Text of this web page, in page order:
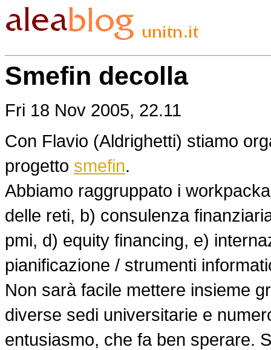
Smefin decolla
Fri 18 Nov 2005, 22.11
Con Flavio (Aldrighetti) stiamo
progetto smefin.
Abbiamo raggruppato i
delle reti, b) consulenza
pmi, d) equity financing, e)
pianificazione / strumenti
Non sarà facile mettere insieme
diverse sedi universitarie e
entusiasmo, che fa ben sperare.